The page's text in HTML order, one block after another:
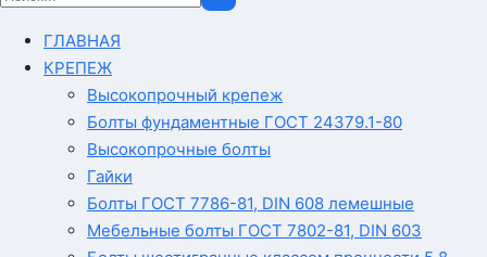
ГЛАВНАЯ
КРЕПЕЖ
Высокопрочный крепеж
Болты фундаментные ГОСТ 24379.1-80
Высокопрочные болты
Гайки
Болты ГОСТ 7786-81, DIN 608 лемешные
Мебельные болты ГОСТ 7802-81, DIN 603